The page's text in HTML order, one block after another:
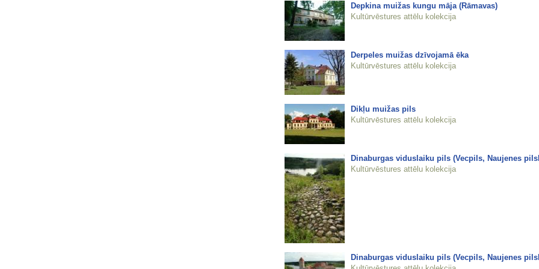
Depkina muižas kungu māja (Rāmavas)
Kultūrvēstures attēlu kolekcija
Derpeles muižas dzīvojamā ēka
Kultūrvēstures attēlu kolekcija
Dikļu muižas pils
Kultūrvēstures attēlu kolekcija
Dinaburgas viduslaiku pils (Vecpils, Naujenes
Kultūrvēstures attēlu kolekcija
Dinaburgas viduslaiku pils (Vecpils, Naujenes